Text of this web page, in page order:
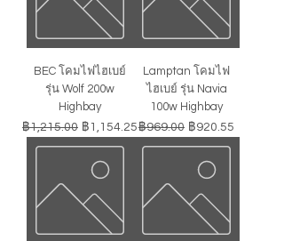
BEC โคมไฟไฮเบย์
รุ่น Wolf 200w
Highbay
ราคาปกติ
฿1,215.00 ราคาขายลด
฿1,154.25
Lamptan โคมไฟ
ไฮเบย์ รุ่น Navia
100w Highbay
ราคาปกติ
฿969.00 ราคาขายลด
฿920.55